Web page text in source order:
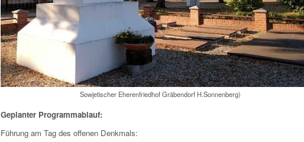
Sowjetischer Eherenfriedhof Gräbendorf H.Sonnenberg)
Geplanter Programmablauf:
Führung am Tag des offenen Denkmals: